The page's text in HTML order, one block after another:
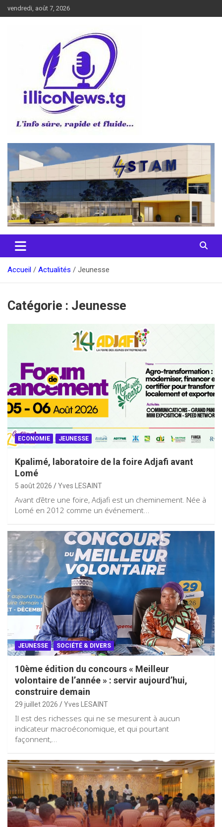
au
vendredi, août 7, 2026
illiconews
Accueil Actualités Jeunesse
Catégorie : Jeunesse
ECONOMIE JEUNESSE
Kpalimé, laboratoire de la foire Adjafi avant
Lomé
5 août 2026 Yves LESAINT
Avant d’être une foire, Adjafi est un cheminement. Née à
Lomé en 2012 comme un événement…
JEUNESSE SOCIÉTÉ & DIVERS
10ème édition du concours « Meilleur
volontaire de l’année » : servir aujourd’hui,
construire demain
29 juillet 2026 Yves LESAINT
Il est des richesses qui ne se mesurent à aucun
indicateur macroéconomique, et qui pourtant
façonnent,…